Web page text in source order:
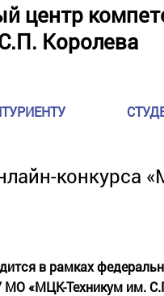
центр
Королева
конкурса
в рамках
«МЦК-Техникум им.